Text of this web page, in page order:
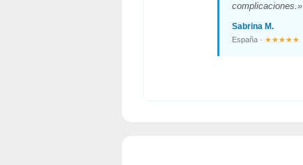
complicaciones.»
Sabrina M.
España · ★★★★★